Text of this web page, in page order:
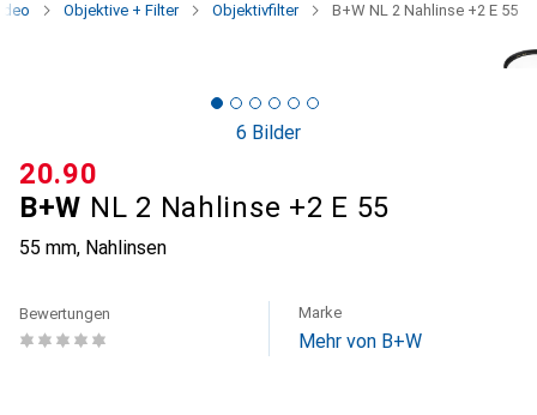
Objektive + Filter Objektivfilter B+W NL 2 Nahlinse +2 E 55
6 Bilder
B+W NL 2 Nahlinse +2 E 55
55 mm, Nahlinsen
CHF
20.90
Bewertungen Marke
Mehr von B+W